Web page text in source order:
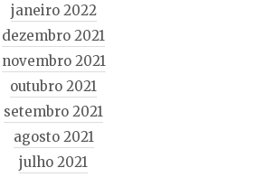
janeiro 2022
dezembro 2021
novembro 2021
outubro 2021
setembro 2021
agosto 2021
julho 2021